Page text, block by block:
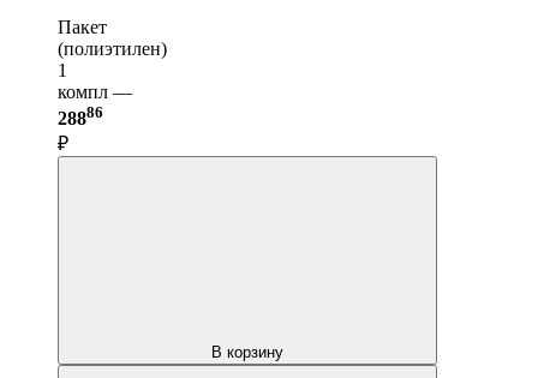
Пакет
(полиэтилен)
1
компл —
28886
₽
В корзину